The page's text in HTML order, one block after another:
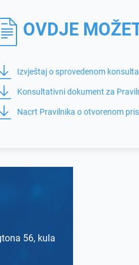
OVDJE
Izvještaj o sprovedenom
Konsultativni dokument za
Nacrt Pravilnika o otvorenom
56, kula